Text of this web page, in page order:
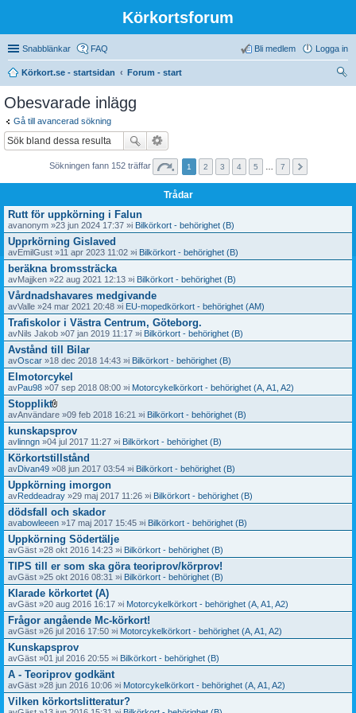
Körkortsforum
Snabblänkar FAQ Logga in
Bli medlem
Körkort.se - startsidan
Forum - start
Obesvarade inlägg
Gå till avancerad sökning
Sökningen fann 152 träffar 1 2 3 4 5 7
Trådar
Rutt för uppkörning i Falun
avanonym »23 jun 2024 17:37 »i Bilkörkort - behörighet (B)
Upprkörning Gislaved
avEmilGust »11 apr 2023 11:02 »i Bilkörkort - behörighet (B)
beräkna bromssträcka
avMajjken »22 aug 2021 12:13 »i Bilkörkort - behörighet (B)
Vårdnadshavares medgivande
avValle »24 mar 2021 20:48 »i EU-mopedkörkort - behörighet (AM)
Trafiskolor i Västra Centrum, Göteborg.
avNils Jakob »07 jan 2019 11:17 »i Bilkörkort - behörighet (B)
Avstånd till Bilar
avOscar »18 dec 2018 14:43 »i Bilkörkort - behörighet (B)
Elmotorcykel
avPau98 »07 sep 2018 08:00 »i Motorcykelkörkort - behörighet (A, A1, A2)
Stopplikt
B
i
l
a
g
o
r
avAnvändare »09 feb 2018 16:21 »i Bilkörkort - behörighet (B)
kunskapsprov
avlinngn »04 jul 2017 11:27 »i Bilkörkort - behörighet (B)
Körkortstillstånd
avDivan49 »08 jun 2017 03:54 »i Bilkörkort - behörighet (B)
Uppkörning imorgon
avReddeadray »29 maj 2017 11:26 »i Bilkörkort - behörighet (B)
dödsfall och skador
avabowleeen »17 maj 2017 15:45 »i Bilkörkort - behörighet (B)
Uppkörning Södertälje
avGäst »28 okt 2016 14:23 »i Bilkörkort - behörighet (B)
TIPS till er som ska göra teoriprov/körprov!
avGäst »25 okt 2016 08:31 »i Bilkörkort - behörighet (B)
Klarade körkortet (A)
avGäst »20 aug 2016 16:17 »i Motorcykelkörkort - behörighet (A, A1, A2)
Frågor angående Mc-körkort!
avGäst »26 jul 2016 17:50 »i Motorcykelkörkort - behörighet (A, A1, A2)
Kunskapsprov
avGäst »01 jul 2016 20:55 »i Bilkörkort - behörighet (B)
A - Teoriprov godkänt
avGäst »28 jun 2016 10:06 »i Motorcykelkörkort - behörighet (A, A1, A2)
Vilken körkortslitteratur?